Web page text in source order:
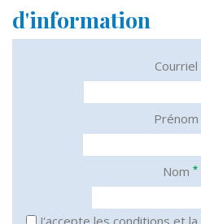
d'information
Courriel
Prénom
Nom *
J'accepte les conditions et